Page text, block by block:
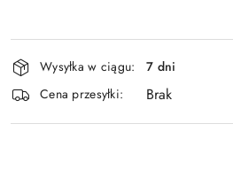
Dostępność
i
dostawa
Wysyłka w ciągu:
7 dni
Cena przesyłki:
Brak